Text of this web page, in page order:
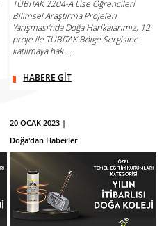
TÜBİTAK 2204-A Lise Öğrencileri
Bilimsel Araştırma Projeleri
Yarışması'nda Doğa Harikalarımız, 12
proje ile TÜBİTAK Bölge Sergisine
katılmaya hak ...
HABERE GİT
20 OCAK 2023 |
Doğa'dan Haberler